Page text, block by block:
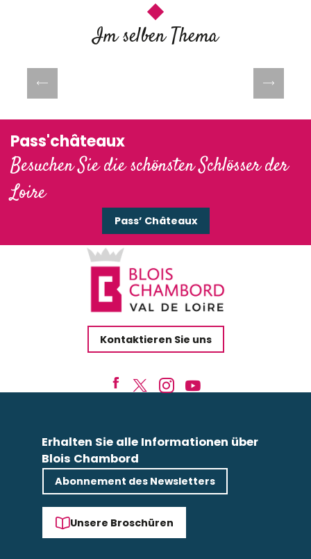
Im selben Thema
Pass'châteaux
Besuchen Sie die schönsten Schlösser der
Loire
Pass’ Châteaux
Kontaktieren Sie uns
Erhalten Sie alle Informationen über
Blois Chambord
Abonnement des Newsletters
Unsere Broschüren